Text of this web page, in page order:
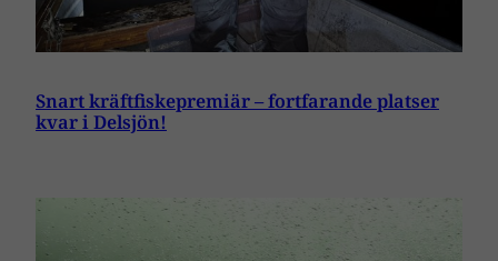
Snart kräftfiskepremiär – fortfarande platser
kvar i Delsjön!